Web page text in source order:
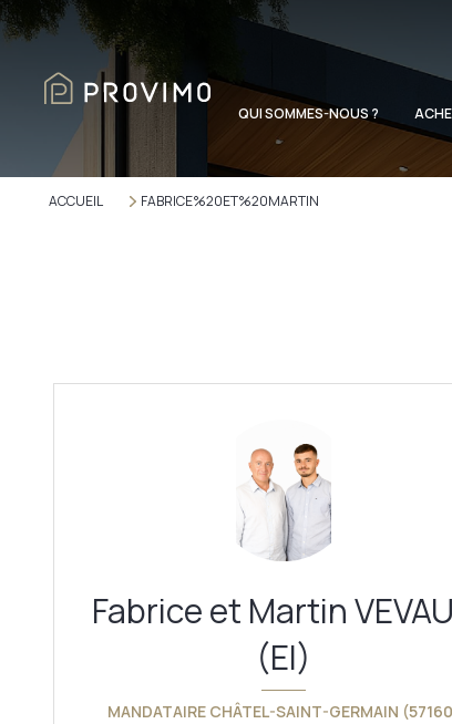
QUI SOMMES-NOUS ?
ACCUEIL FABRICE%20ET%20MARTIN
Fabrice et Martin
(EI)
MANDATAIRE CHÂTEL-SAINT-GERMAIN